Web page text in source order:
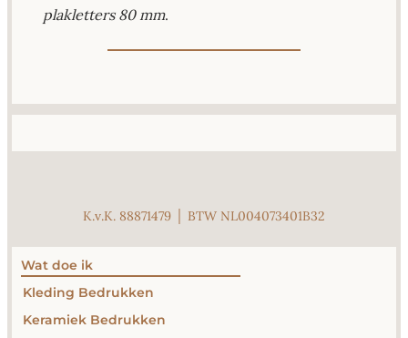
plakletters 80 mm.
K.v.K. 88871479 │ BTW NL004073401B32
Wat doe ik
Kleding Bedrukken
Keramiek Bedrukken